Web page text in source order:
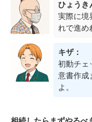
ひょうき
実際に境
れで進め
キザ：
初動チェ
意書作成
よ。